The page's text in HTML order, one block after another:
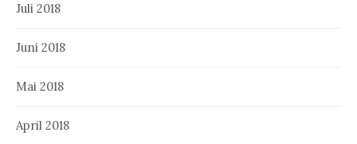
Juli 2018
Juni 2018
Mai 2018
April 2018